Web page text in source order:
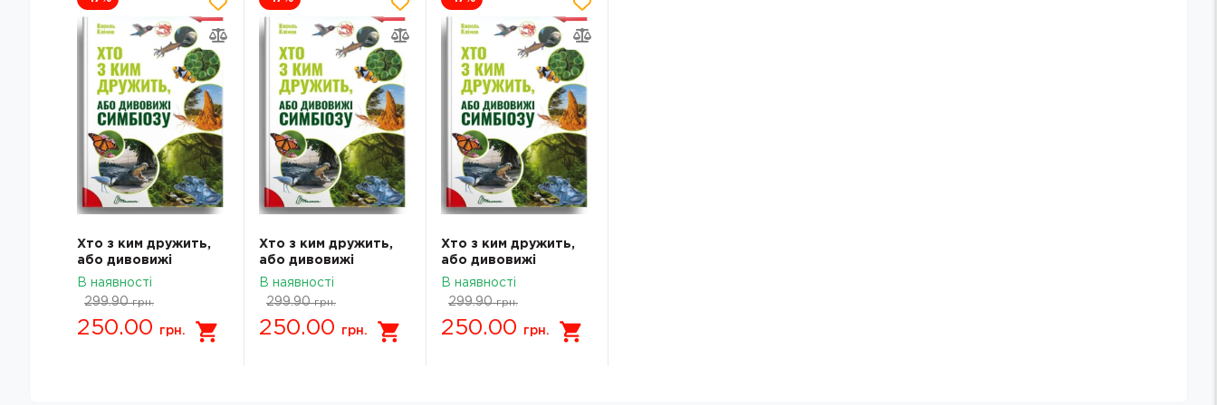
Хто з ким дружить,
або дивовижі
симбіозу
В наявності
299.90 грн.
250.00 грн.
Хто з ким дружить,
або дивовижі
симбіозу
В наявності
299.90 грн.
250.00 грн.
Хто з ким дружить,
або дивовижі
симбіозу
В наявності
299.90 грн.
250.00 грн.